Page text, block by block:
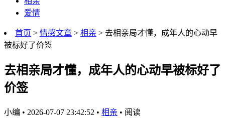
爱情
首页 > 情感文章 > 相亲 > 去相亲局才懂，成年人的心动早
被标好了价签
去相亲局才懂，成年人的心动早被标好了
价签
小编 • 2026-07-07 23:42:52 • 相亲 • 阅读